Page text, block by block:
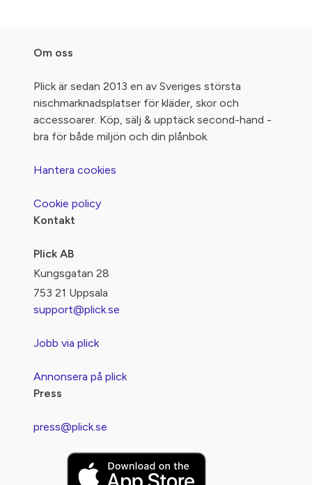
Om oss
Plick är sedan 2013 en av Sveriges största
nischmarknadsplatser för kläder, skor och
accessoarer. Köp, sälj & upptäck second-hand -
bra för både miljön och din plånbok.
Hantera cookies
Cookie policy
Kontakt
Plick AB
Kungsgatan 28
753 21 Uppsala
support@plick.se
Jobb via plick
Annonsera på plick
Press
press@plick.se